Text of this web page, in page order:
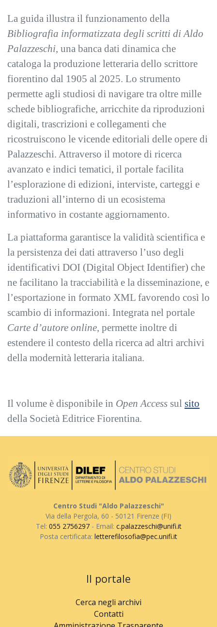
La guida illustra il funzionamento della
Bibliografia informatizzata degli scritti di Aldo
Palazzeschi, una banca dati dinamica che
cataloga la produzione letteraria dello scrittore
fiorentino dal 1905 al 2025. Lo strumento
permette agli studiosi di navigare tra oltre mille
schede bibliografiche, arricchite da riproduzioni
digitali, trascrizioni e collegamenti che
ricostruiscono le vicende editoriali delle opere di
Palazzeschi. Attraverso il motore di ricerca
avanzato e indici tematici, il portale facilita
l’esplorazione di edizioni, interviste, carteggi e
traduzioni all’interno di un ecosistema
informativo in costante aggiornamento.
La piattaforma garantisce la validità scientifica e
la persistenza dei dati attraverso l’uso degli
identificativi DOI (Digital Object Identifier) che
ne facilitano la tracciabilità e la disseminazione, e
l’esportazione in formato XML favorendo così lo
scambio di informazioni. Integrata nel portale
Carte d’autore online, permette inoltre di
estendere il contesto della ricerca ad altri archivi
della modernità letteraria italiana.
Il volume è disponibile in Open Access sul sito
della Società Editrice Fiorentina.
Centro Studi "Aldo Palazzeschi"
Via della Pergola, 60 - 50121 Firenze (FI)
Tel: 055 2756297- Email: c.palazzeschi@unifi.it
Posta certificata: letterefilosofia@pec.unifi.it
Il portale
Cerca negli archivi
Contatti